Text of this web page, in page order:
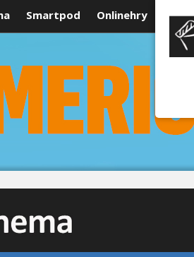
Smartpod Onlinehry
RECENZIE